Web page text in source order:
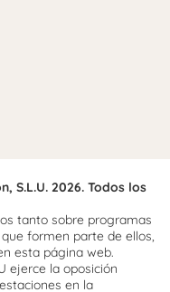
S.L.U. 2026. Todos los
tanto sobre programas
formen parte de ellos,
esta página web.
ejerce la oposición
en la